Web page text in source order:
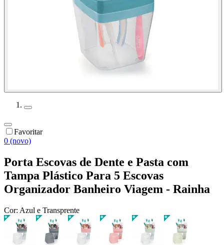
Favoritar
0 (novo)
Porta Escovas de Dente e Pasta com
Tampa Plástico Para 5 Escovas
Organizador Banheiro Viagem - Rainha
Cor: Azul e Transprente